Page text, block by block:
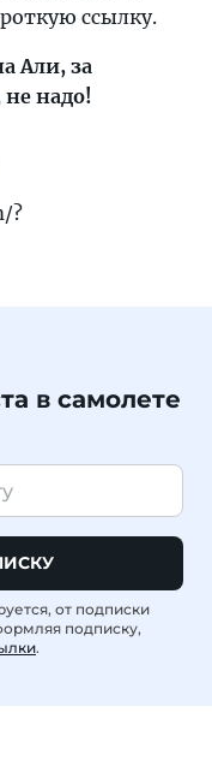
ссылку.
Али, за
надо!
?
в самолете
от подписки
подписку,
.